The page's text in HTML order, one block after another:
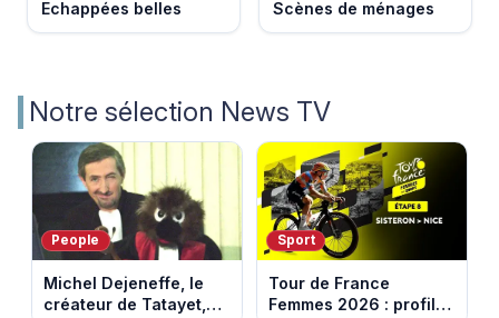
Echappées belles Scènes de ménages
Notre sélection News TV
People
Michel Dejeneffe, le
créateur de Tatayet,
Sport
Tour de France
Femmes 2026 : profil